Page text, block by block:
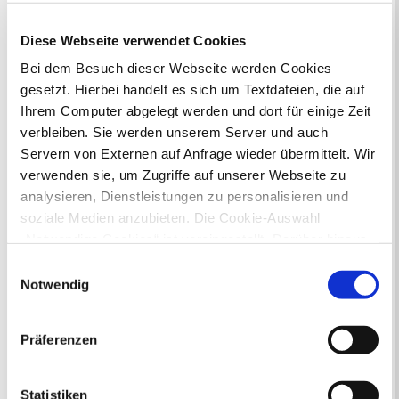
Diese Webseite verwendet Cookies
Bei dem Besuch dieser Webseite werden Cookies
gesetzt. Hierbei handelt es sich um Textdateien, die auf
Ihrem Computer abgelegt werden und dort für einige Zeit
verbleiben. Sie werden unserem Server und auch
Servern von Externen auf Anfrage wieder übermittelt. Wir
verwenden sie, um Zugriffe auf unserer Webseite zu
analysieren, Dienstleistungen zu personalisieren und
soziale Medien anzubieten. Die Cookie-Auswahl
Drittländern (USA) mit unzureichendem
Datenschutzniveau verarbeiten. Es besteht die Gefahr,
dass diese zu Kontroll- und Überwachungszwecken von
anderen missbraucht werden, ohne dass Sie sich mit
Arten von Cookies genau gesetzt werden, wie lang sie
Notwendig
Präferenzen
Statistiken
E-Rechnung FAQ
Bürgerservice von A-Z
Ausweisstatus
Defekte Straßenbeleuchtung melden
Veranstaltungskalender
August 2026
September >
Mo
Di Mi Do Fr Sa
So